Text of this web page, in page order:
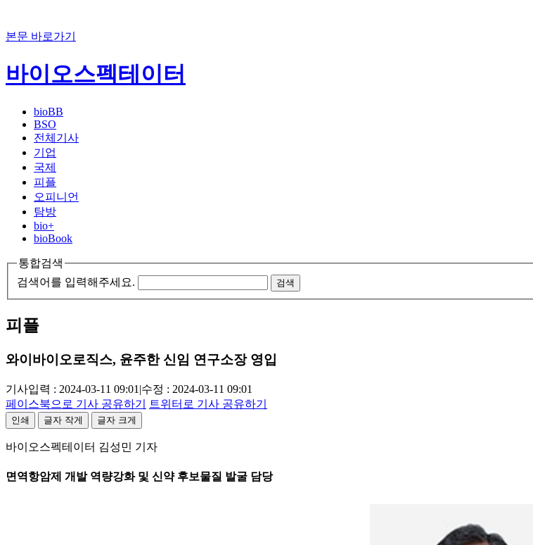
본문 바로가기
바이오스펙테이터
bioBB
BSO
전체기사
기업
국제
피플
오피니언
탐방
bio+
bioBook
통합검색
검색어를 입력해주세요.
검색
피플
와이바이오로직스, 윤주한 신임 연구소장 영입
기사입력 : 2024-03-11 09:01 |수정 : 2024-03-11 09:01
페이스북으로 기사 공유하기
트위터로 기사 공유하기
인쇄 글자 작게 글자 크게
바이오스펙테이터 김성민 기자
면역항암제 개발 역량강화 및 신약 후보물질 발굴 담당